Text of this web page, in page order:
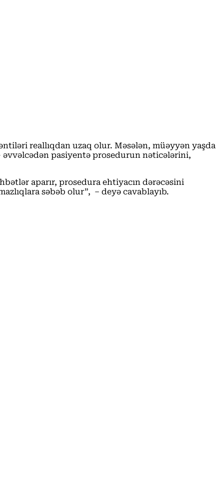
reallıqdan uzaq olur. Məsələn, müəyyən yaşda
pasiyentə prosedurun nəticələrini,
aparır, prosedura ehtiyacın dərəcəsini
səbəb olur”, – deyə cavablayıb.